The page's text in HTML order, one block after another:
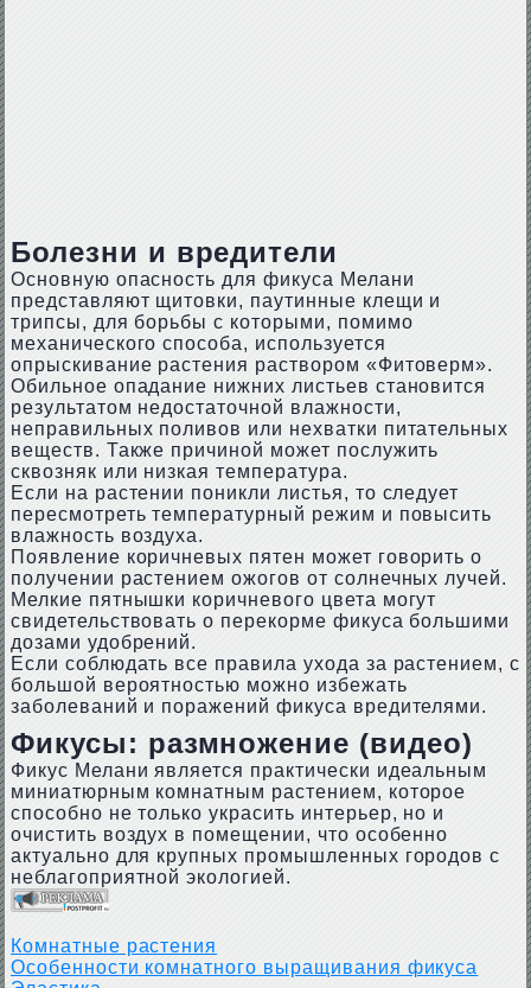
Болезни и вредители
Основную опасность для фикуса Мелани
представляют щитовки, паутинные клещи и
трипсы, для борьбы с которыми, помимо
механического способа, используется
опрыскивание растения раствором «Фитоверм».
Обильное опадание нижних листьев становится
результатом недостаточной влажности,
неправильных поливов или нехватки питательных
веществ. Также причиной может послужить
сквозняк или низкая температура.
Если на растении поникли листья, то следует
пересмотреть температурный режим и повысить
влажность воздуха.
Появление коричневых пятен может говорить о
получении растением ожогов от солнечных лучей.
Мелкие пятнышки коричневого цвета могут
свидетельствовать о перекорме фикуса большими
дозами удобрений.
Если соблюдать все правила ухода за растением, с
большой вероятностью можно избежать
заболеваний и поражений фикуса вредителями.
Фикусы: размножение (видео)
Фикус Мелани является практически идеальным
миниатюрным комнатным растением, которое
способно не только украсить интерьер, но и
очистить воздух в помещении, что особенно
актуально для крупных промышленных городов с
неблагоприятной экологией.
Комнатные растения
Особенности комнатного выращивания фикуса